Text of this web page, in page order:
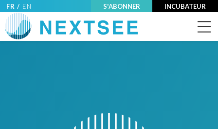
FR / EN S'ABONNER INCUBATEUR